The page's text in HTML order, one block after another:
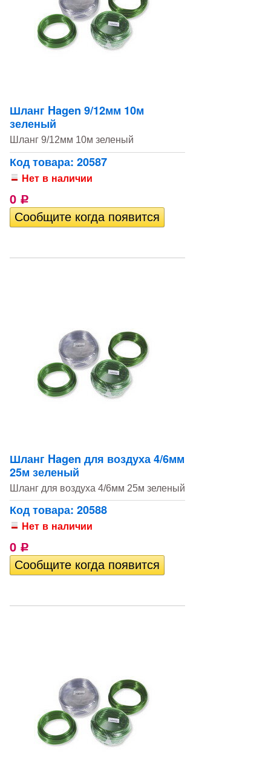
Шланг Hagen 9/12мм 10м
зеленый
Шланг 9/12мм 10м зеленый
Код товара: 20587
Нет в наличии
0 Р
Шланг Hagen для воздуха 4/6мм
25м зеленый
Шланг для воздуха 4/6мм 25м зеленый
Код товара: 20588
Нет в наличии
0 Р